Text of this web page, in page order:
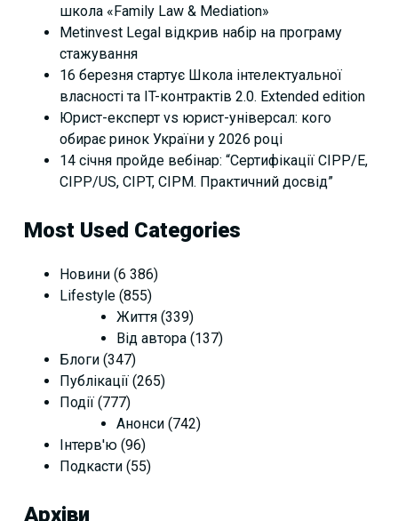
школа «Family Law & Mediation»
Metinvest Legal відкрив набір на програму
стажування
16 березня стартує Школа інтелектуальної
власності та IT-контрактів 2.0. Extended edition
Юрист-експерт vs юрист-універсал: кого
обирає ринок України у 2026 році
14 січня пройде вебінар: “Сертифікації СІРР/Е,
CIPP/US, CIPT, CIPM. Практичний досвід”
Most Used Categories
Новини (6 386)
Lifestyle (855)
Життя (339)
Від автора (137)
Блоги (347)
Публікації (265)
Події (777)
Анонси (742)
Інтерв'ю (96)
Подкасти (55)
Архіви